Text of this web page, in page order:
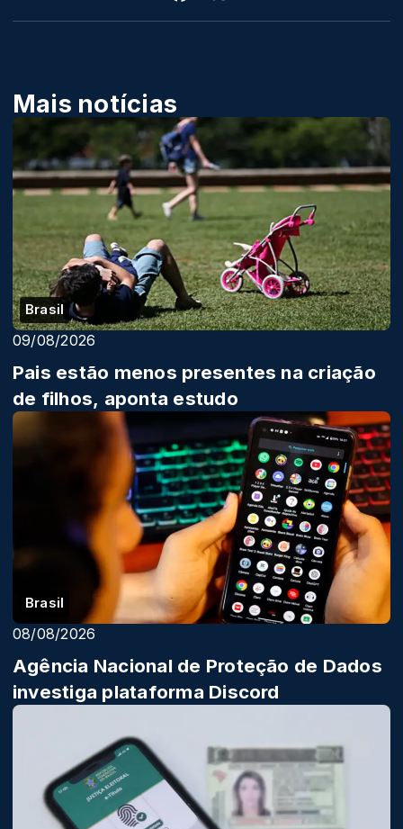
Mais notícias
Brasil
09/08/2026
Pais estão menos presentes na criação
de filhos, aponta estudo
Brasil
08/08/2026
Agência Nacional de Proteção de Dados
investiga plataforma Discord